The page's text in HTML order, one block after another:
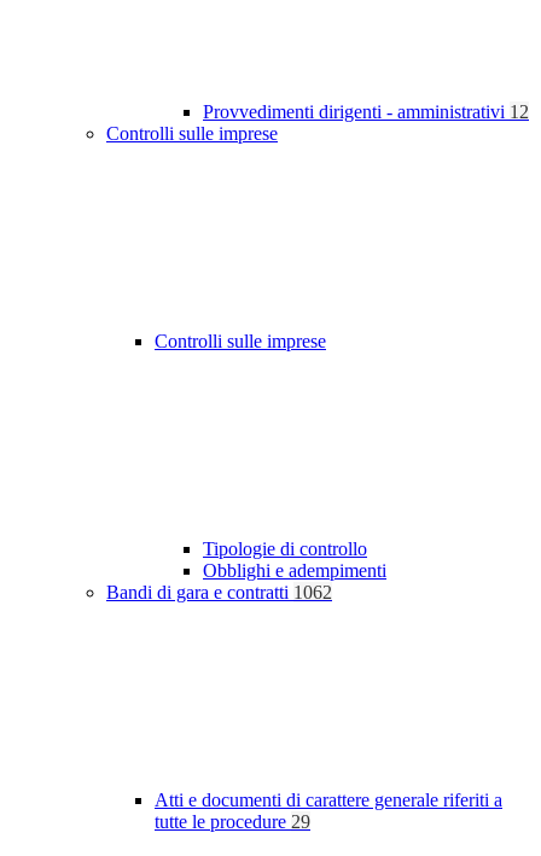
Provvedimenti dirigenti - amministrativi 12
Controlli sulle imprese
Controlli sulle imprese
Tipologie di controllo
Obblighi e adempimenti
Bandi di gara e contratti 1062
Atti e documenti di carattere generale riferiti a
tutte le procedure 29